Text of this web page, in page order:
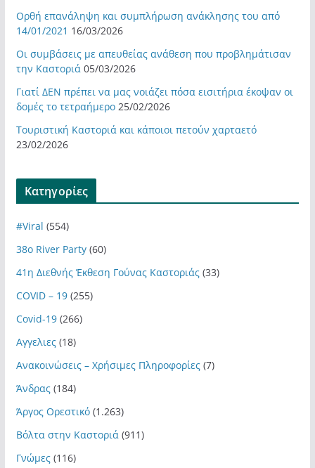
Ορθή επανάληψη και συμπλήρωση ανάκλησης του από
14/01/2021 16/03/2026
Οι συμβάσεις με απευθείας ανάθεση που προβλημάτισαν
την Καστοριά 05/03/2026
Γιατί ΔΕΝ πρέπει να μας νοιάζει πόσα εισιτήρια έκοψαν οι
δομές το τετραήμερο 25/02/2026
Τουριστική Καστοριά και κάποιοι πετούν χαρταετό
23/02/2026
Kατηγορίες
#Viral (554)
38ο River Party(60)
41η Διεθνής Έκθεση Γούνας Καστοριάς(33)
COVID – 19(255)
Covid-19(266)
Αγγελιες(18)
Ανακοινώσεις – Χρήσιμες Πληροφορίες(7)
Άνδρας(184)
Άργος Ορεστικό(1.263)
Βόλτα στην Καστοριά (911)
Γνώμες(116)